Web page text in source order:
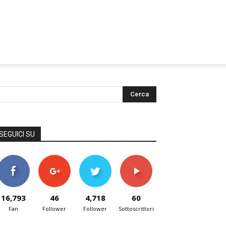
SU
16,793
Fan
46
Follower
4,718
Follower
60
Sottoscrittori